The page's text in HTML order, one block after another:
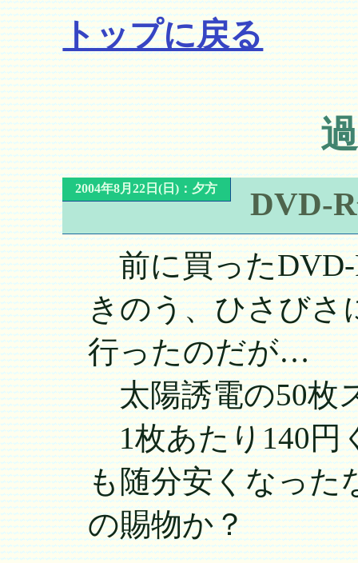
トップに戻る
2004年8月22日(日)：夕方 DVD-
前に買ったDVD-
きのう、ひさびさ
行ったのだが…
太陽誘電の50枚
1枚あたり140円
も随分安くなった
の賜物か？